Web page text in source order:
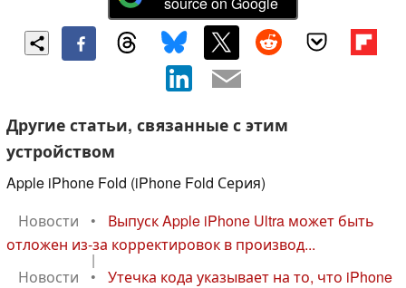
Другие статьи, связанные с этим
устройством
Apple iPhone Fold (iPhone Fold Серия)
Новости
•
Выпуск Apple iPhone Ultra может быть
отложен из-за корректировок в производ...
|
Новости
•
Утечка кода указывает на то, что iPhone